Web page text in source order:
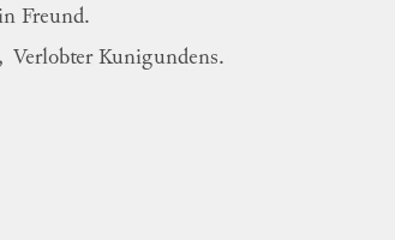
Freund.
Verlobter Kunigundens.